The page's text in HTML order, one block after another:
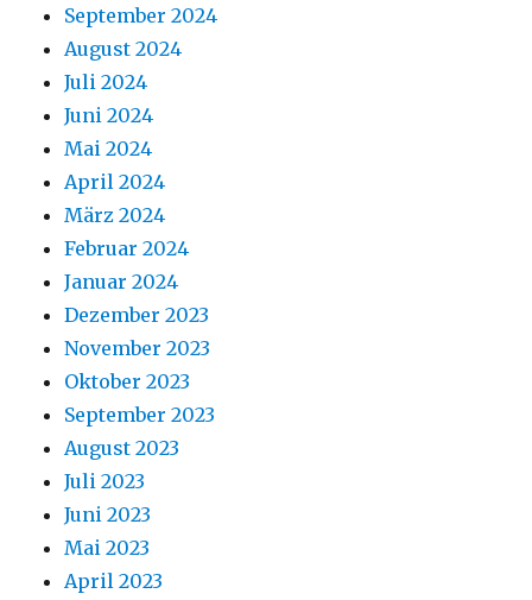
September 2024
August 2024
Juli 2024
Juni 2024
Mai 2024
April 2024
März 2024
Februar 2024
Januar 2024
Dezember 2023
November 2023
Oktober 2023
September 2023
August 2023
Juli 2023
Juni 2023
Mai 2023
April 2023